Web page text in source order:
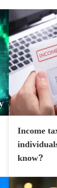
Income
know?